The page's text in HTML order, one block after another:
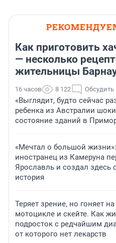
Как приготовить
— несколько
жительницы
16 часов 8 122 Обсудить
«Выглядит, будто сейчас
ребенка из Австралии
состояние зданий в
«Мечтал о большой жизни»:
иностранец из Камеруна
Ярославль и создал здесь
история
Теряет зрение, но гоняет на
мотоцикле и скейте. Как
подросток с редчайшим
от которого нет лекарств